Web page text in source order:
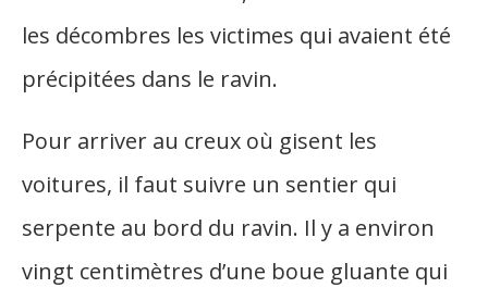
les décombres les victimes qui avaient été
précipitées dans le ravin.
Pour arriver au creux où gisent les
voitures, il faut suivre un sentier qui
serpente au bord du ravin. Il y a environ
vingt centimètres d’une boue gluante qui